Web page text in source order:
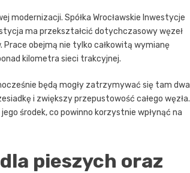
modernizacji. Spółka Wrocławskie Inwestycje
ma przekształcić dotychczasowy węzeł
obejmą nie tylko całkowitą wymianę
kilometra sieci trakcyjnej.
będą mogły zatrzymywać się tam dwa
i zwiększy przepustowość całego węzła.
środek, co powinno korzystnie wpłynąć na
pieszych oraz